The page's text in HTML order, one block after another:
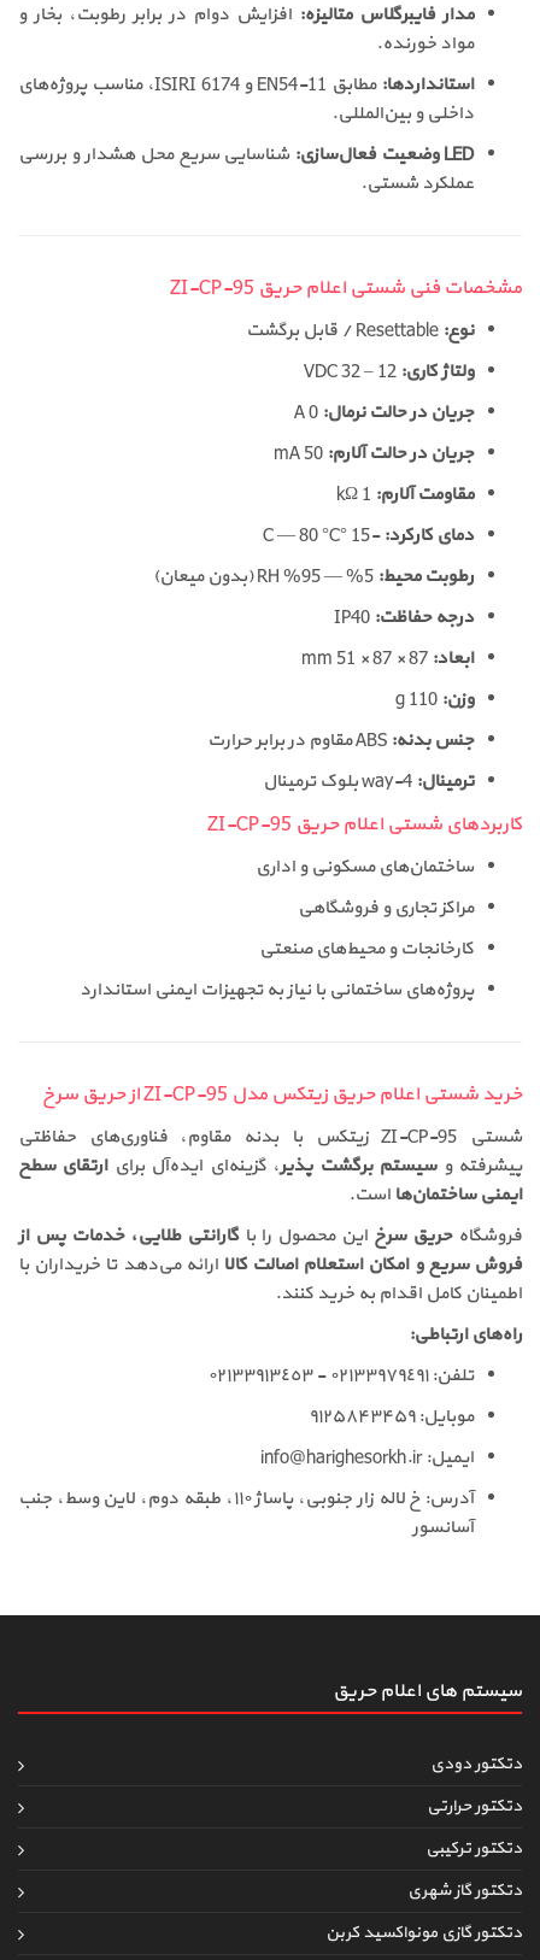
مدار فایبرگلاس متالیزه: افزایش دوام در برابر رطوبت، بخار و
مواد خورنده.
استانداردها:
مطابق EN54-11 و ISIRI 6174، مناسب پروژه‌های
داخلی و بین‌المللی.
LED وضعیت فعال‌سازی:
شناسایی سریع محل هشدار و بررسی
عملکرد شستی.
مشخصات فنی شستی اعلام حریق ZI-CP-95
نوع:
ولتاژ کاری:
جریان در حالت نرمال:
جریان در حالت آلارم:
مقاومت آلارم:
دمای کارکرد:-15 °C — 80 °C
رطوبت محیط:
درجه حفاظت:
ابعاد:
وزن:
جنس بدنه:
ترمینال:
کاربردهای شستی اعلام حریق ZI-CP-95
ساختمان‌های مسکونی و اداری
مراکز تجاری و فروشگاهی
کارخانجات و محیط‌های صنعتی
پروژه‌های ساختمانی با نیاز به تجهیزات ایمنی استاندارد
خرید شستی اعلام حریق زیتکس مدل ZI-CP-95 از حریق سرخ
شستی ZI-CP-95 زیتکس با بدنه مقاوم، فناوری‌های حفاظتی
پیشرفته وسیستم برگشت پذیر، گزینه‌ای ایده‌آل برایارتقای سطح
ایمنی ساختمان‌ها است.
فروشگاهحریق سرخ این محصول را باگارانتی طلایی، خدمات پس از
فروش سریع و امکان استعلام اصالت کالا ارائه می‌دهد تا خریداران با
اطمینان کامل اقدام به خرید کنند.
راه‌های ارتباطی:
تلفن: ٠٢١٣٣٩٧٩٤٩١ - ٠٢١٣٣٩١٣٤٥٣
موبایل: ۹۱۲۵۸۴۳۴۵۹
ایمیل:info@harighesorkh.ir
آدرس: خ لاله زار جنوبی، پاساژ ١١٠، طبقه دوم، لاین وسط، جنب
آسانسور
سیستم های اعلام حریق
دتکتور دودی
دتکتور حرارتی
دتکتور ترکیبی
دتکتور گاز شهری
دتکتور گازی مونواکسید کربن